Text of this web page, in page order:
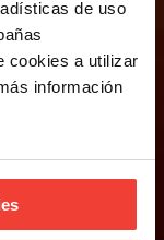
de uso
cookies a utilizar
información